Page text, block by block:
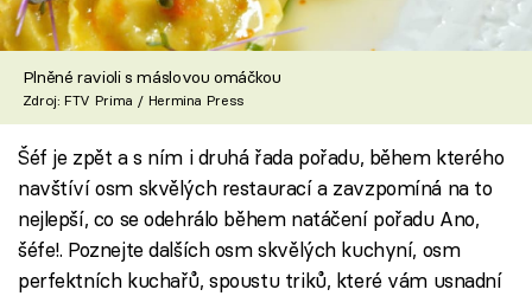
Plněné ravioli s máslovou omáčkou
Zdroj: FTV Prima / Hermina Press
Šéf je zpět a s ním i druhá řada pořadu, během kterého
navštíví osm skvělých restaurací a zavzpomíná na to
nejlepší, co se odehrálo během natáčení pořadu Ano,
šéfe!. Poznejte dalších osm skvělých kuchyní, osm
perfektních kuchařů, spoustu triků, které vám usnadní